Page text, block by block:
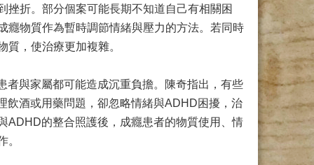
折。部分個案可能長期不知道自己有相關困
癮物質作為暫時調節情緒與壓力的方法。若同時
，使治療更加複雜。
與家屬都可能造成沉重負擔。陳奇指出，有些
飲酒或用藥問題，卻忽略情緒與ADHD困擾，治
ADHD的整合照護後，成癮患者的物質使用、情
。